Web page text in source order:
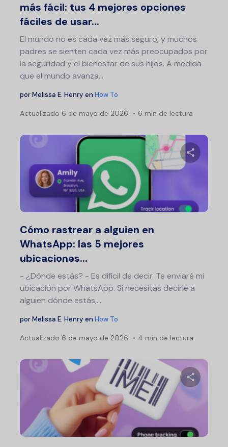
más fácil: tus 4 mejores opciones
fáciles de usar...
El mundo no es cada vez más seguro, y muchos
padres se sienten cada vez más preocupados por
la seguridad y el bienestar de sus hijos. A medida
que el mundo avanza...
porMelissa E. Henry en How To
Actualizado 6 de mayo de 2026 6 min de lectura
Cómo rastrear a alguien en
WhatsApp: las 5 mejores
ubicaciones...
- ¿Dónde estás? - Es difícil de decir. Te enviaré mi
ubicación por WhatsApp. Si necesitas decirle a
alguien dónde estás,…
porMelissa E. Henry en How To
Actualizado 6 de mayo de 2026 4 min de lectura